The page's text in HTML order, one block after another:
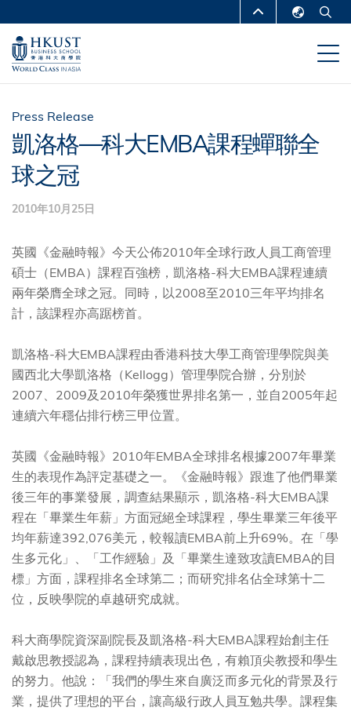
主
內
MORE ABOUT HKUST
UNIVERSITY NEWS
DEPARTMENTS A-Z
LIFE@HKUST
MAP & DIRECTIONS CAREERS AT HKUST
FACULTY PROFILES
Press Release
凱洛格—科大EMBA課程蟬聯全
球之冠
2010年10月25日
英國《金融時報》今天公佈2010年全球行政人員工商管理
碩士（EMBA）課程百強榜，凱洛格-科大EMBA課程連續
兩年榮膺全球之冠。同時，以2008至2010三年平均排名
計，該課程亦高踞榜首。
凱洛格-科大EMBA課程由香港科技大學工商管理學院與美
國西北大學凱洛格（Kellogg）管理學院合辦，分別於
2007、2009及2010年榮獲世界排名第一，並自2005年起
連續六年穩佔排行榜三甲位置。
英國《金融時報》2010年EMBA全球排名根據2007年畢業
生的表現作為評定基礎之一。《金融時報》跟進了他們畢業
後三年的事業發展，調查結果顯示，凱洛格-科大EMBA課
程在「畢業生年薪」方面冠絕全球課程，學生畢業三年後平
均年薪達392,076美元，較報讀EMBA前上升69%。在「學
生多元化」、「工作經驗」及「畢業生達致攻讀EMBA的目
標」方面，課程排名全球第二；而研究排名佔全球第十二
位，反映學院的卓越研究成就。
科大商學院資深副院長及凱洛格-科大EMBA課程始創主任
戴啟思教授認為，課程持續表現出色，有賴頂尖教授和學生
的努力。他說：「我們的學生來自廣泛而多元化的背景及行
業，提供了理想的平台，讓高級行政人員互勉共學。課程集